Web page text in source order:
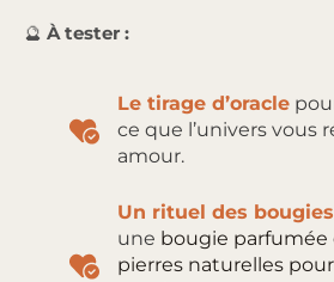
🔮 À tester :
Le tirage d’oracle
ce que l’univers vous
amour.
Un rituel des bougies
une bougie parfumée
pierres naturelles